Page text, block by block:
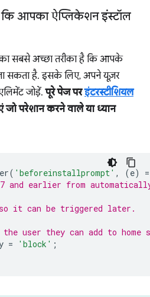
कि आपका ऐप्लिकेशन इंस्टॉल
का सबसे अच्छा तरीका है कि आपके
सकता है. इसके लिए, अपने यूज़र
जोड़ें.पूरे पेज परइंटरस्टीशियल
परेशान करने वाले या ध्यान
( 'beforeinstallprompt' , (e) =
and earlier from
it can be triggered later.
user they can add to home
= 'block' ;